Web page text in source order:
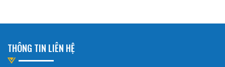
THÔNG TIN LIÊN HỆ